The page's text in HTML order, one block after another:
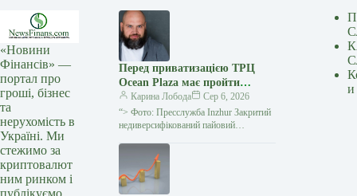
«Новини
Фінансів» —
портал про
гроші, бізнес
та
нерухомість в
Україні. Ми
стежимо за
криптовалют
ним ринком і
публікуємо
Перед приватизацією ТРЦ
Ocean Plaza має пройти
процес стягнення майна за
кредитом – думка
Карина Лобода
Сер 6, 2026
“> Фото: Пресслужба Inzhur Закритий
недиверсифікований пайовий
приватизаційному аукціоні ТРЦ Ocean
и